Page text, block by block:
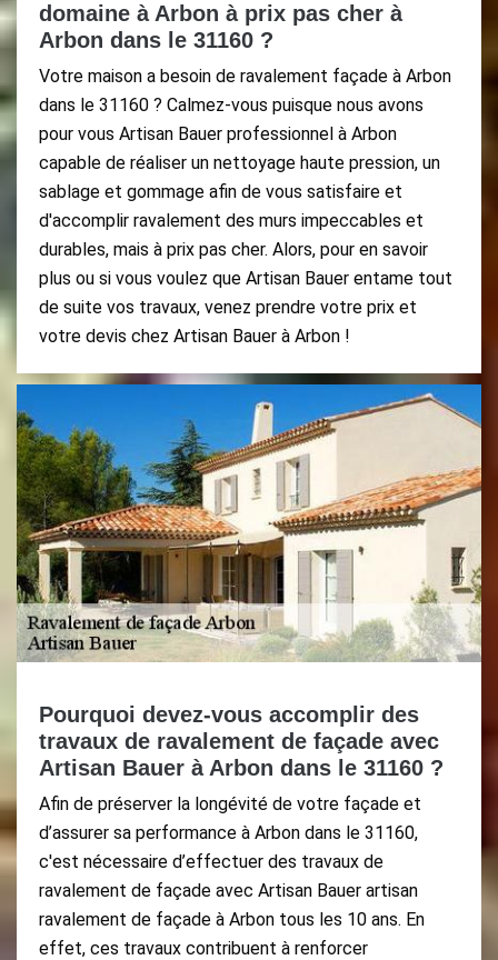
domaine à Arbon à prix pas cher à
Arbon dans le 31160 ?
Votre maison a besoin de ravalement façade à Arbon
dans le 31160 ? Calmez-vous puisque nous avons
pour vous Artisan Bauer professionnel à Arbon
capable de réaliser un nettoyage haute pression, un
sablage et gommage afin de vous satisfaire et
d'accomplir ravalement des murs impeccables et
durables, mais à prix pas cher. Alors, pour en savoir
plus ou si vous voulez que Artisan Bauer entame tout
de suite vos travaux, venez prendre votre prix et
votre devis chez Artisan Bauer à Arbon !
Pourquoi devez-vous accomplir des
travaux de ravalement de façade avec
Artisan Bauer à Arbon dans le 31160 ?
Afin de préserver la longévité de votre façade et
d’assurer sa performance à Arbon dans le 31160,
c'est nécessaire d’effectuer des travaux de
ravalement de façade avec Artisan Bauer artisan
ravalement de façade à Arbon tous les 10 ans. En
effet, ces travaux contribuent à renforcer